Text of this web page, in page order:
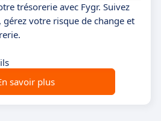
trésorerie avec Fygr. Suivez
votre risque de change et
savoir plus